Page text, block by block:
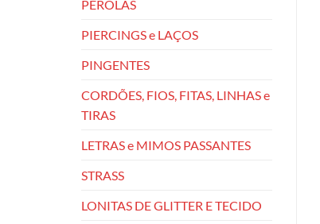
PÉROLAS
PIERCINGS e LAÇOS
PINGENTES
CORDÕES, FIOS, FITAS, LINHAS e
TIRAS
LETRAS e MIMOS PASSANTES
STRASS
LONITAS DE GLITTER E TECIDO